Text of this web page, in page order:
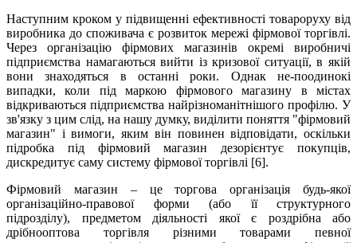
Наступним кроком у підвищенні ефективності товароруху від
виробника до споживача є розвиток мережі фірмової торгівлі.
Через організацію фірмових магазинів окремі виробничі
підприємства намагаються вийти із кризової ситуації, в якій
вони знаходяться в останні роки. Однак не-поодинокі
випадки, коли під маркою фірмового магазину в містах
відкриваються підприємства найрізноманітнішого профілю. У
зв'язку з цим слід, на нашу думку, виділити поняття "фірмовий
магазин" і вимоги, яким він повинен відповідати, оскільки
підробка під фірмовий магазин дезорієнтує покупців,
дискредитує саму систему фірмової торгівлі [6].
Фірмовий магазин – це торгова організація будь-якої
організаційно-правової форми (або її структурного
підрозділу), предметом діяльності якої є роздрібна або
дрібнооптова торгівля різними товарами певної